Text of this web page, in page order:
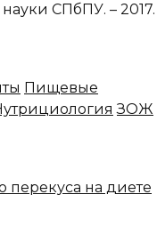
СПбПУ. – 2017.
Пищевые
ЗОЖ
перекуса на диете